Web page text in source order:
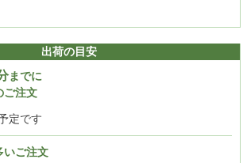
出荷の目安
までに
ご注文
定です
いご注文